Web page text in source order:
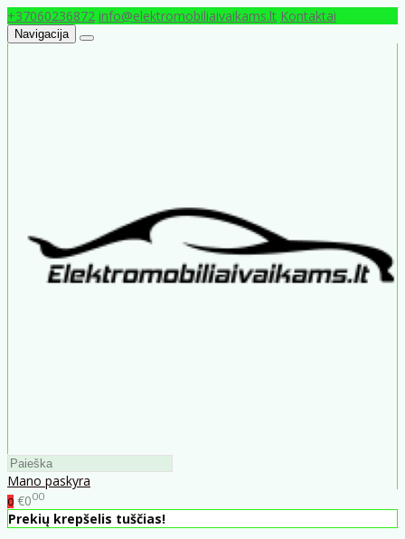
+37060236872 info@elektromobiliaivaikams.lt Kontaktai
Navigacija
Mano paskyra
0 €000
Prekių krepšelis tuščias!